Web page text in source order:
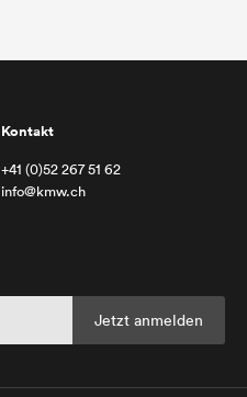
Kontakt
+41 (0)52 267 51 62
info@kmw.ch